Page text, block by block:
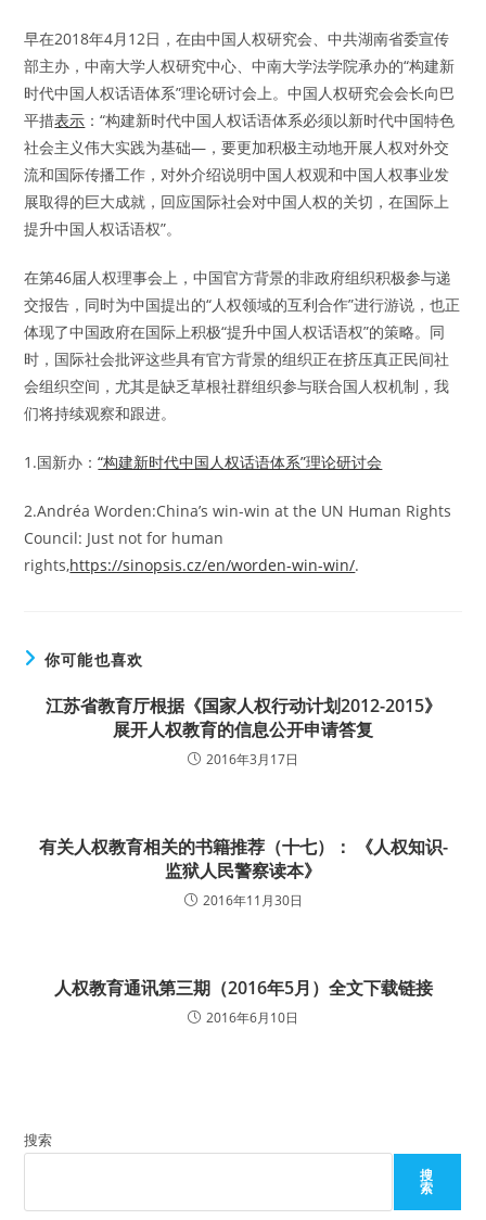
早在2018年4月12日，在由中国人权研究会、中共湖南省委宣传
部主办，中南大学人权研究中心、中南大学法学院承办的“构建新
时代中国人权话语体系”理论研讨会上。中国人权研究会会长向巴
平措表示 ：“构建新时代中国人权话语体系必须以新时代中国特色
社会主义伟大实践为基础—，要更加积极主动地开展人权对外交
流和国际传播工作，对外介绍说明中国人权观和中国人权事业发
展取得的巨大成就，回应国际社会对中国人权的关切，在国际上
提升中国人权话语权”。
在第46届人权理事会上，中国官方背景的非政府组织积极参与递
交报告，同时为中国提出的“人权领域的互利合作”进行游说，也正
体现了中国政府在国际上积极“提升中国人权话语权”的策略。同
时，国际社会批评这些具有官方背景的组织正在挤压真正民间社
会组织空间，尤其是缺乏草根社群组织参与联合国人权机制，我
们将持续观察和跟进。
1.国新办：“构建新时代中国人权话语体系”理论研讨会
2.Andréa Worden:China’s win-win at the UN Human Rights
Council: Just not for human
rights,https://sinopsis.cz/en/worden-win-win/.
你可能也喜欢
江苏省教育厅根据《国家人权行动计划2012-2015》
展开人权教育的信息公开申请答复
2016年3月17日
有关人权教育相关的书籍推荐（十七）： 《人权知识-
监狱人民警察读本》
2016年11月30日
人权教育通讯第三期（2016年5月）全文下载链接
2016年6月10日
搜索
搜
索